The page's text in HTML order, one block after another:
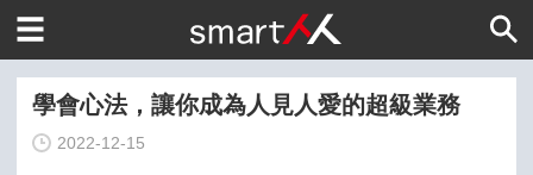
學會心法，讓你成為人見人愛的超級業務
2022-12-15